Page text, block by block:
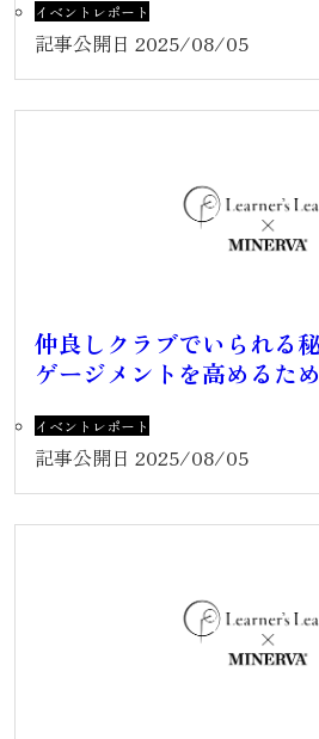
イベントレポート
記事公開日 2025/08/05
仲良しクラブでいられる
ゲージメントを高めるた
イベントレポート
記事公開日 2025/08/05